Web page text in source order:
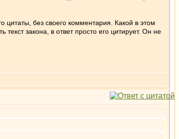
цитаты, без своего комментария. Какой в этом
закона, в ответ просто его цитирует. Он не